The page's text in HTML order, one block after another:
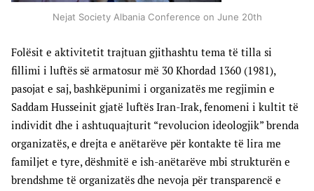
Nejat Society Albania Conference on June 20th
Folësit e aktivitetit trajtuan gjithashtu tema të tilla si
fillimi i luftës së armatosur më 30 Khordad 1360 (1981),
pasojat e saj, bashkëpunimi i organizatës me regjimin e
Saddam Husseinit gjatë luftës Iran-Irak, fenomeni i kultit të
individit dhe i ashtuquajturit “revolucion ideologjik” brenda
organizatës, e drejta e anëtarëve për kontakte të lira me
familjet e tyre, dëshmitë e ish-anëtarëve mbi strukturën e
brendshme të organizatës dhe nevoja për transparencë e